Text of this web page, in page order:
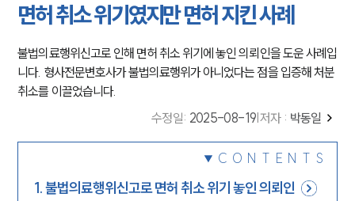
면허 취소 위기였지만 면허 지킨 사례
불법의료행위신고로 인해 면허 취소 위기에 놓인 의뢰인을 도운 사례입
니다. 형사전문변호사가 불법의료행위가 아니었다는 점을 입증해 처분
취소를 이끌었습니다.
수정일: 2025-08-19 저자 : 박동일
CONTENTS
1.불법의료행위신고로 면허 취소 위기 놓인 의뢰인